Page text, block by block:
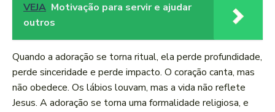
VEJA Motivação para servir e ajudar
outros
Quando a adoração se torna ritual, ela perde profundidade,
perde sinceridade e perde impacto. O coração canta, mas
não obedece. Os lábios louvam, mas a vida não reflete
Jesus. A adoração se torna uma formalidade religiosa, e